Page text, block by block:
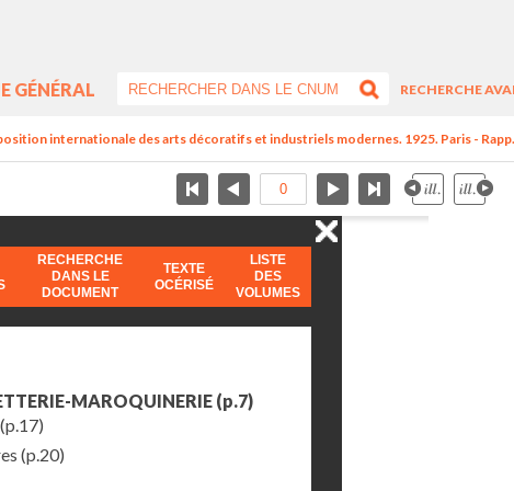
GÉNÉRAL
RECHERCHE
internationale des arts décoratifs et industriels modernes. 1925. Paris -
RECHERCHE
DANS LE
DOCUMENT
TEXTE
OCÉRISÉ
LISTE
DES
VOLUMES
MAROQUINERIE (p.7)
(p.17)
(p.20)